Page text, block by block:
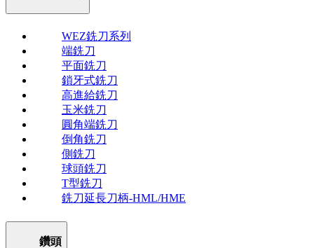
WEZ銑刀系列
端銑刀
平面銑刀
鎖牙式銑刀
高進給銑刀
玉米銑刀
圓角端銑刀
倒角銑刀
側銑刀
球頭銑刀
T型銑刀
銑刀延長刀柄-HML/HME
鑽頭